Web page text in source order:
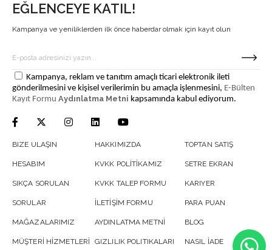
EĞLENCEYE KATIL!
Kampanya ve yeniliklerden ilk önce haberdar olmak için kayıt olun
Kampanya, reklam ve tanıtım amaçlı ticari elektronik ileti
gönderilmesini ve kişisel verilerimin bu amaçla işlenmesini, E-Bülten
Kayıt Formu Aydınlatma Metni kapsamında kabul ediyorum.
BIZE ULAŞIN
HESABIM
SIKÇA SORULAN
SORULAR
MAĞAZALARIMIZ
MÜŞTERİ HİZMETLERİ
HAKKIMIZDA
KVKK POLİTİKAMIZ
KVKK TALEP FORMU
İLETİŞİM FORMU
AYDINLATMA METNİ
GIZLILIK POLITIKALARI
TOPTAN SATIŞ
SETRE EKRAN
KARIYER
PARA PUAN
BLOG
NASIL İADE